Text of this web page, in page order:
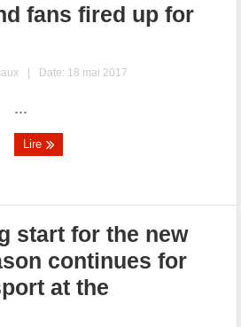
fans fired up for
| Date: 18 mai 2017
...
Lire
start for the new
continues for
at the